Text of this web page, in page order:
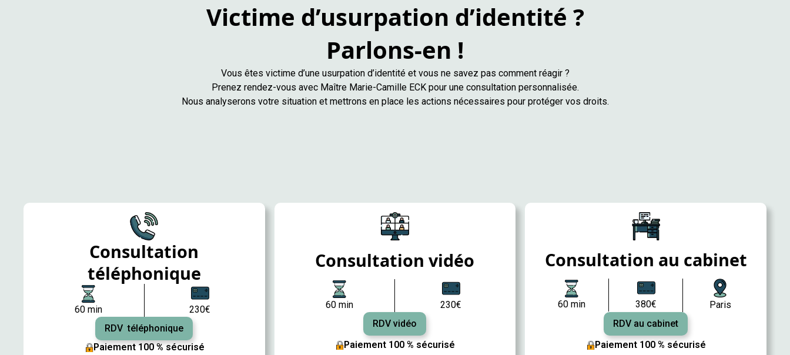
Victime d’usurpation d’identité ?
Parlons-en !
Vous êtes victime d’une usurpation d’identité et vous ne savez pas comment réagir ?
Prenez rendez-vous avec Maître Marie-Camille ECK pour une consultation personnalisée.
Nous analyserons votre situation et mettrons en place les actions nécessaires pour protéger vos droits.
Consultation
téléphonique
60 min
230€
RDV téléphonique
Paiement 100 % sécurisé
Consultation vidéo
60 min
230€
RDV vidéo
Paiement 100 % sécurisé
Consultation au cabinet
60 min 380€
Paris
RDV au cabinet
Paiement 100 % sécurisé